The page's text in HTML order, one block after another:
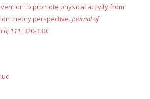
to promote physical activity from
theory perspective. Journal of
111, 320-330.